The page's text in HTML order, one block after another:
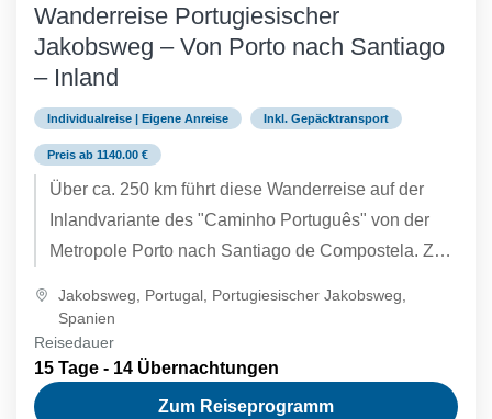
Wanderreise Portugiesischer
Jakobsweg – Von Porto nach Santiago
– Inland
Individualreise | Eigene Anreise Inkl. Gepäcktransport
Preis ab 1140.00 €
Über ca. 250 km führt diese Wanderreise auf der
Inlandvariante des "Caminho Português" von der
Metropole Porto nach Santiago de Compostela. Zu
Jakobsweg Portugal Portugiesischer Jakobsweg
Spanien
Reisedauer
15 Tage - 14 Übernachtungen
Zum Reiseprogramm